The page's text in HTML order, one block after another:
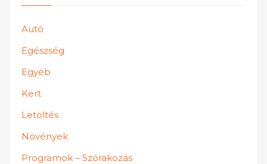
Autó
Egészség
Egyéb
Kert
Letöltés
Növények
Programok – Szórakozás